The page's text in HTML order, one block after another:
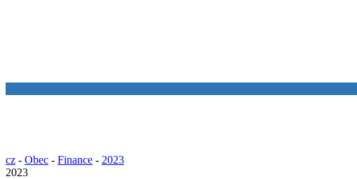
cz - Obec - Finance - 2023
2023